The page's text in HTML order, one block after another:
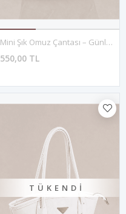
Mini Şık Omuz Çantası – Günlük Kullanım- SİYAH
550,00 TL
TÜKENDI